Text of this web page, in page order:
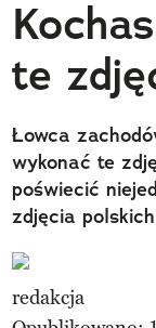
te
Łowca
wykonać te
poświecić
zdjęcia
redakcja